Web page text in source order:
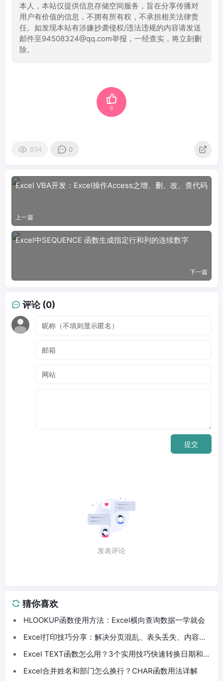
本人，本站仅提供信息存储空间服务，旨在分享传播对
用户有价值的信息，不拥有所有权，不承担相关法律责
任。如发现本站有涉嫌抄袭侵权/违法违规的内容请发送
邮件至94508324@qq.com举报，一经查实，将立刻删
除。
0
934 0
Excel VBA开发：Excel操作Access之增、删、改、查代码
上一篇
Excel中SEQUENCE 函数生成指定行和列的连续数字
下一篇
评论 (0)
提交
发表评论
猜你喜欢
HLOOKUP函数使用方法：Excel横向查询数据一学就会
Excel打印技巧分享：解决分页混乱、表头丢失、内容截
Excel TEXT函数怎么用？3个实用技巧快速转换日期和数
Excel合并姓名和部门怎么换行？CHAR函数用法详解